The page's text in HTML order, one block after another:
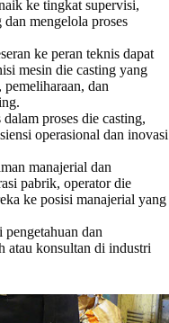
ke tingkat supervisi,
mengelola proses
ke peran teknis dapat
mesin die casting yang
dan
proses die casting,
operasional dan inovasi
manajerial dan
pabrik, operator die
ke posisi manajerial yang
pengetahuan dan
atau konsultan di industri